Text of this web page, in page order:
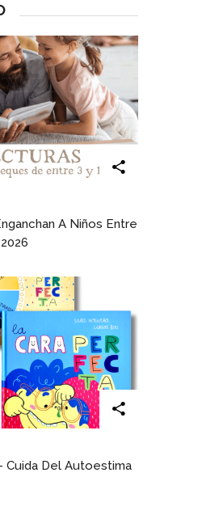
A Niños Entre
Cuida Del Autoestima